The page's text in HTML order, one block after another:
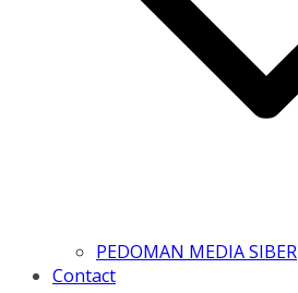
PEDOMAN MEDIA SIBER
Contact